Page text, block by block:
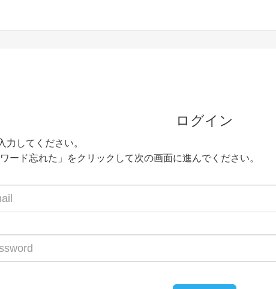
ログイン
力してください。
ード忘れた」をクリックして次の画面に進んでください。